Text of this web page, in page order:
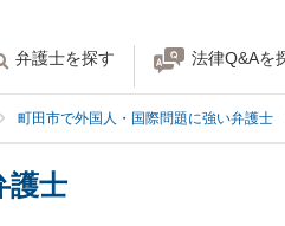
弁護士を探す 法律Q&Aを
町田市で外国人・国際問題に強い弁護士
護士